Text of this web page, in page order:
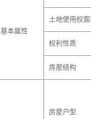
基本属性
土地使用权
权利性质
房屋结构
房屋户型